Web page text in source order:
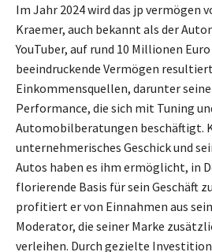
Im Jahr 2024 wird das jp vermögen
Kraemer, auch bekannt als der
YouTuber, auf rund 10 Millionen
beeindruckende Vermögen
Einkommensquellen, darunter
Performance, die sich mit Tuning
Automobilberatungen beschäftigt.
unternehmerisches Geschick und
Autos haben es ihm ermöglicht, in
florierende Basis für sein Geschäft
profitiert er von Einnahmen aus
Moderator, die seiner Marke
verleihen. Durch gezielte